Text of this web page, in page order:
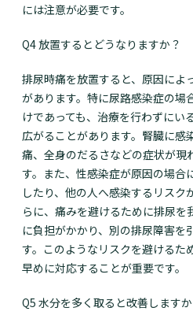
には注意が必要です。
Q4 放置するとどうなりますか？
排尿時痛を放置すると、原因によ
があります。特に尿路感染症の場
けであっても、治療を行わずにい
広がることがあります。腎臓に感
痛、全身のだるさなどの症状が現
す。また、性感染症が原因の場合
したり、他の人へ感染するリスク
らに、痛みを避けるために排尿を
に負担がかかり、別の排尿障害を
す。このようなリスクを避けるた
早めに対応することが重要です。
Q5 水分を多く取ると改善しますか